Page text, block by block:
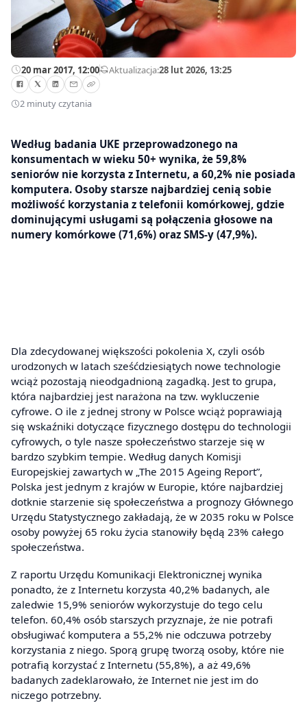
20 mar 2017, 12:00—Aktualizacja:28 lut 2026, 13:25
2 minuty czytania
Według badania UKE przeprowadzonego na
konsumentach w wieku 50+ wynika, że 59,8%
seniorów nie korzysta z Internetu, a 60,2% nie posiada
komputera. Osoby starsze najbardziej cenią sobie
możliwość korzystania z telefonii komórkowej, gdzie
dominującymi usługami są połączenia głosowe na
numery komórkowe (71,6%) oraz SMS-y (47,9%).
Dla zdecydowanej większości pokolenia X, czyli osób
urodzonych w latach sześćdziesiątych nowe technologie
wciąż pozostają nieodgadnioną zagadką. Jest to grupa,
która najbardziej jest narażona na tzw. wykluczenie
cyfrowe. O ile z jednej strony w Polsce wciąż poprawiają
się wskaźniki dotyczące fizycznego dostępu do technologii
cyfrowych, o tyle nasze społeczeństwo starzeje się w
bardzo szybkim tempie. Według danych Komisji
Europejskiej zawartych w „The 2015 Ageing Report”,
Polska jest jednym z krajów w Europie, które najbardziej
dotknie starzenie się społeczeństwa a prognozy Głównego
Urzędu Statystycznego zakładają, że w 2035 roku w Polsce
osoby powyżej 65 roku życia stanowiły będą 23% całego
społeczeństwa.
Z raportu Urzędu Komunikacji Elektronicznej wynika
ponadto, że z Internetu korzysta 40,2% badanych, ale
zaledwie 15,9% seniorów wykorzystuje do tego celu
telefon. 60,4% osób starszych przyznaje, że nie potrafi
obsługiwać komputera a 55,2% nie odczuwa potrzeby
korzystania z niego. Sporą grupę tworzą osoby, które nie
potrafią korzystać z Internetu (55,8%), a aż 49,6%
badanych zadeklarowało, że Internet nie jest im do
niczego potrzebny.